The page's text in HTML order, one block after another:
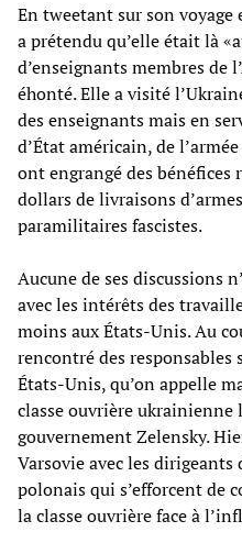
En tweetant sur son
a prétendu qu’elle était là
d’enseignants membres de
éhonté. Elle a visité
des enseignants mais en
d’État américain, de
ont engrangé des bénéfices
dollars de livraisons
paramilitaires fascistes.
Aucune de ses discussions
avec les intérêts des
moins aux États-Unis. Au
rencontré des responsables
États-Unis, qu’on appelle
classe ouvrière ukrainienne
gouvernement Zelensky.
Varsovie avec les dirigeants
polonais qui s’efforcent de
la classe ouvrière face à